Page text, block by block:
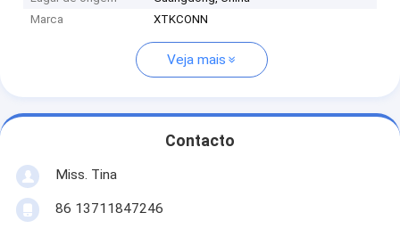
Marca
XTKCONN
Veja mais
Contacto
Miss. Tina
86 13711847246